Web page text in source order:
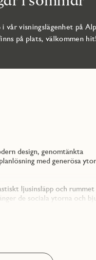
visningslägenhet på
på plats, välkommen hit!
design, genomtänkta
med generösa
ljusinsläpp och rummet
de sociala ytorna och